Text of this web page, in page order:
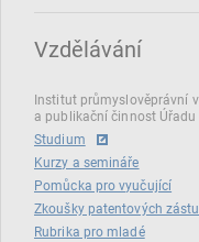
Vzdělávání
Institut průmyslověprávní
a publikační činnost Úřadu
Studium
Kurzy a semináře
Pomůcka pro vyučující
Zkoušky patentových
Rubrika pro mladé